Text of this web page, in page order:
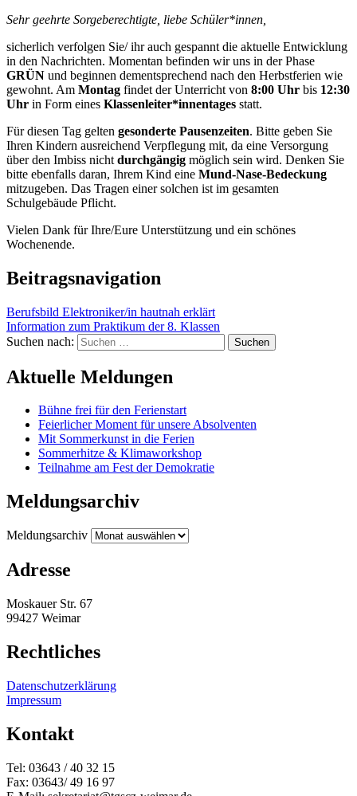
Sehr geehrte Sorgeberechtigte, liebe Schüler*innen,
sicherlich verfolgen Sie/ ihr auch gespannt die aktuelle Entwicklung
in den Nachrichten. Momentan befinden wir uns in der Phase
GRÜN und beginnen dementsprechend nach den Herbstferien wie
gewohnt. Am Montag findet der Unterricht von 8:00 Uhr bis 12:30
Uhr in Form eines Klassenleiter*innentages statt.
Für diesen Tag gelten gesonderte Pausenzeiten. Bitte geben Sie
Ihren Kindern ausreichend Verpflegung mit, da eine Versorgung
über den Imbiss nicht durchgängig möglich sein wird. Denken Sie
bitte ebenfalls daran, Ihrem Kind eine Mund-Nase-Bedeckung
mitzugeben. Das Tragen einer solchen ist im gesamten
Schulgebäude Pflicht.
Vielen Dank für Ihre/Eure Unterstützung und ein schönes
Wochenende.
Beitragsnavigation
Berufsbild Elektroniker/in hautnah erklärt
Information zum Praktikum der 8. Klassen
Suchen nach:
Aktuelle Meldungen
Bühne frei für den Ferienstart
Feierlicher Moment für unsere Absolventen
Mit Sommerkunst in die Ferien
Sommerhitze & Klimaworkshop
Teilnahme am Fest der Demokratie
Meldungsarchiv
Meldungsarchiv
Adresse
Moskauer Str. 67
99427 Weimar
Rechtliches
Datenschutzerklärung
Impressum
Kontakt
Tel: 03643 / 40 32 15
Fax: 03643/ 49 16 97